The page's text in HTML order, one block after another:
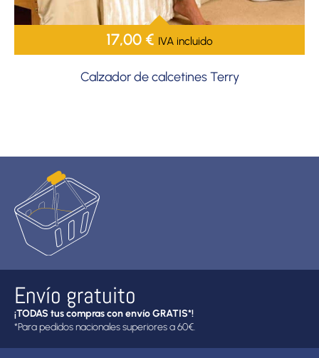
17,00€ IVA incluido
Calzador de calcetines Terry
Envío gratuito
¡TODAS tus compras con envío GRATIS*!
*Para pedidos nacionales superiores a 60€.